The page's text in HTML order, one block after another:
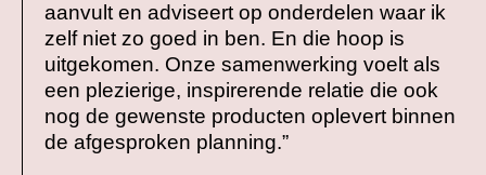
aanvult en adviseert op onderdelen waar ik
zelf niet zo goed in ben. En die hoop is
uitgekomen. Onze samenwerking voelt als
een plezierige, inspirerende relatie die ook
nog de gewenste producten oplevert binnen
de afgesproken planning.”